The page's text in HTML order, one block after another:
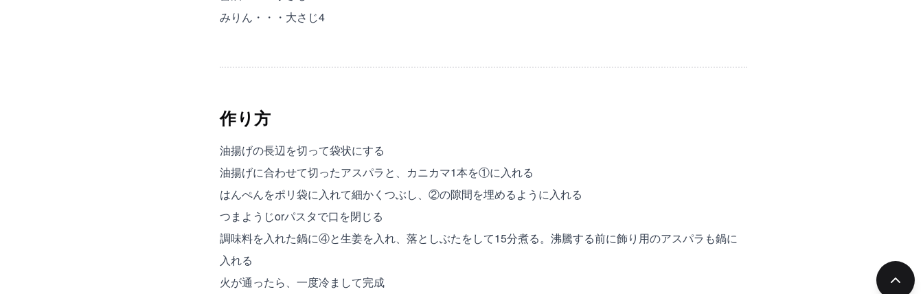
みりん・・・大さじ4
作り方
油揚げの長辺を切って袋状にする
油揚げに合わせて切ったアスパラと、カニカマ1本を①に入れる
はんぺんをポリ袋に入れて細かくつぶし、②の隙間を埋めるように入れる
つまようじorパスタで口を閉じる
調味料を入れた鍋に④と生姜を入れ、落としぶたをして15分煮る。沸騰する前に飾り用のアスパラも鍋に
入れる
火が通ったら、一度冷まして完成